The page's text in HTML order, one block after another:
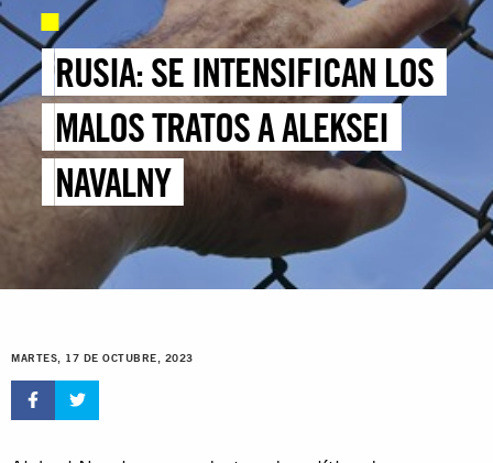
RUSIA: SE INTENSIFICAN LOS
MALOS TRATOS A ALEKSEI
NAVALNY
MARTES, 17 DE OCTUBRE, 2023